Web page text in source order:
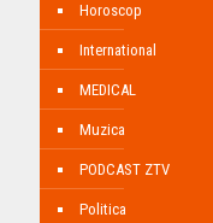
Horoscop
International
MEDICAL
Muzica
PODCAST ZTV
Politica